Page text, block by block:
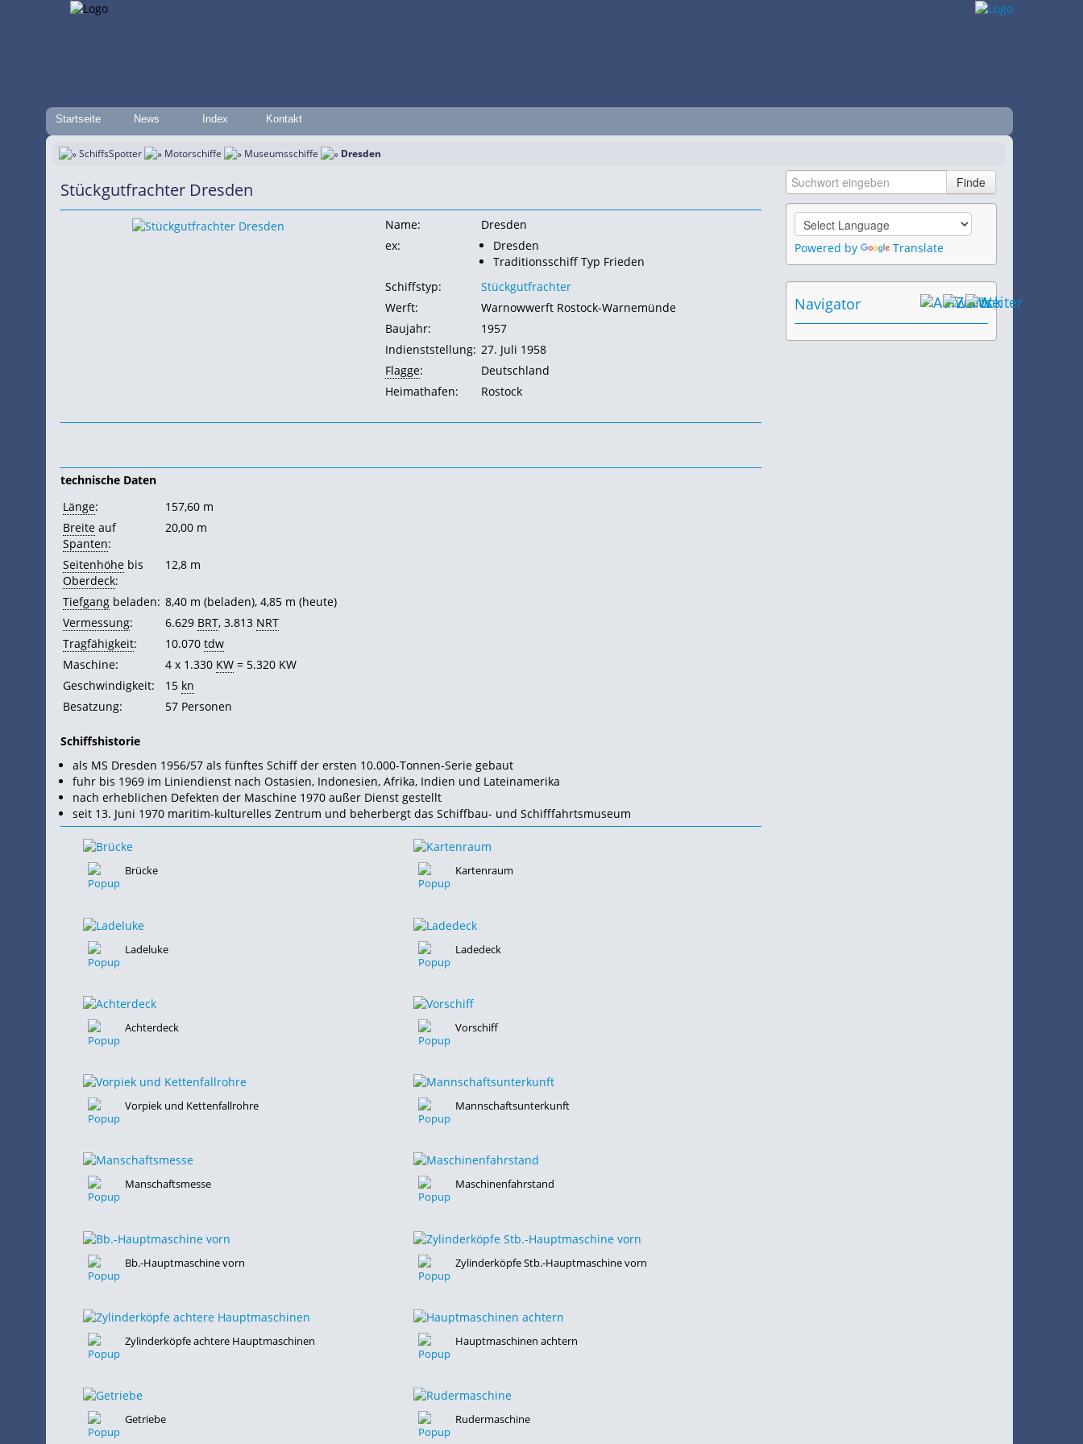
Startseite News Index Kontakt
SchiffsSpotter Motorschiffe Museumsschiffe Dresden
Stückgutfrachter Dresden
Name:
Dresden
ex:
Dresden
Traditionsschiff Typ Frieden
Schiffstyp:
Stückgutfrachter
Werft:
Warnowwerft Rostock-Warnemünde
Baujahr:
1957
Indienststellung: 27. Juli 1958
Flagge:
Deutschland
Heimathafen:
Rostock
technische Daten
Länge:
157,60 m
Breite auf
Spanten:
20,00 m
Seitenhöhe bis
Oberdeck:
12,8 m
Tiefgang beladen: 8,40 m (beladen), 4,85 m (heute)
Vermessung: 6.629 BRT, 3.813 NRT
Tragfähigkeit: 10.070 tdw
Maschine:
4 x 1.330 KW = 5.320 KW
Geschwindigkeit:
15 kn
Besatzung:
57 Personen
Schiffshistorie
als MS Dresden 1956/57 als fünftes Schiff der ersten 10.000-Tonnen-Serie gebaut
fuhr bis 1969 im Liniendienst nach Ostasien, Indonesien, Afrika, Indien und Lateinamerika
nach erheblichen Defekten der Maschine 1970 außer Dienst gestellt
seit 13. Juni 1970 maritim-kulturelles Zentrum und beherbergt das Schiffbau- und Schifffahrtsmuseum
Brücke Kartenraum
Ladeluke Ladedeck
Achterdeck Vorschiff
Vorpiek und Kettenfallrohre Mannschaftsunterkunft
Manschaftsmesse Maschinenfahrstand
Bb.-Hauptmaschine vorn ZylinderköpfeStb.-Hauptmaschine vorn
Zylinderköpfe achtere Hauptmaschinen Hauptmaschinen achtern
Getriebe Rudermaschine
Powered by Translate
Navigator